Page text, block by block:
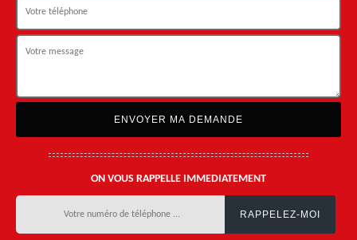
ON VOUS RAPPELLE IMMEDIATEMENT